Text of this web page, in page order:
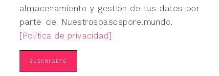
almacenamiento y gestión de tus datos por
parte de Nuestrospasosporelmundo.
[Política de privacidad]